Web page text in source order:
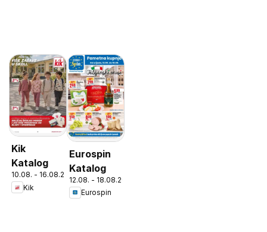
Kik
Katalog
10.08. - 16.08.2026
Kik
Eurospin
Katalog
12.08. - 18.08.2026
Eurospin